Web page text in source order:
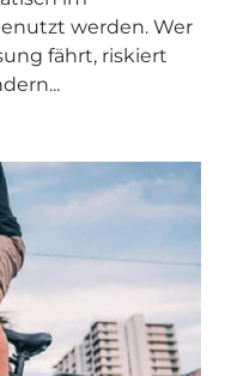
werden. Wer
fährt, riskiert